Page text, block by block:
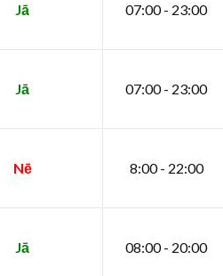
Jā 07:00 - 23:00
Jā 07:00 - 23:00
Nē 8:00 - 22:00
Jā 08:00 - 20:00